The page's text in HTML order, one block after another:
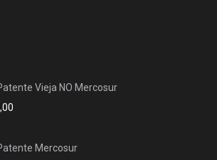
Vieja NO Mercosur
Mercosur